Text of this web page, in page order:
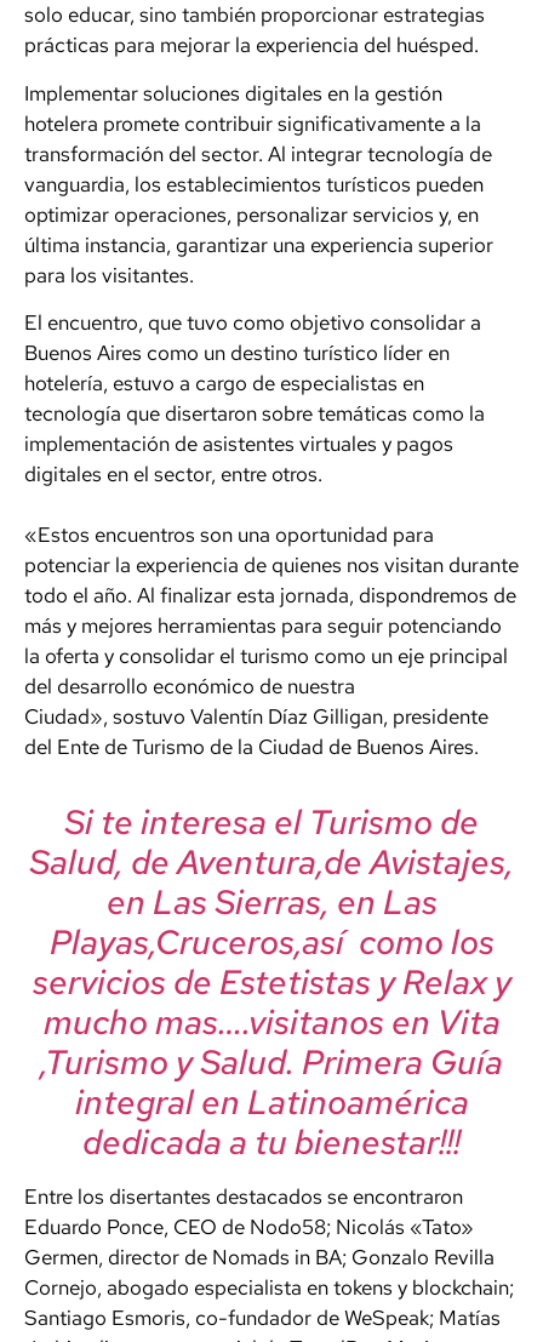
solo educar, sino también proporcionar estrategias
prácticas para mejorar la experiencia del huésped.
Implementar soluciones digitales en la gestión
hotelera promete contribuir significativamente a la
transformación del sector. Al integrar tecnología de
vanguardia, los establecimientos turísticos pueden
optimizar operaciones, personalizar servicios y, en
última instancia, garantizar una experiencia superior
para los visitantes.
El encuentro, que tuvo como objetivo consolidar a
Buenos Aires como un destino turístico líder en
hotelería, estuvo a cargo de especialistas en
tecnología que disertaron sobre temáticas como la
implementación de asistentes virtuales y pagos
digitales en el sector, entre otros.
«Estos encuentros son una oportunidad para
potenciar la experiencia de quienes nos visitan durante
todo el año. Al finalizar esta jornada, dispondremos de
más y mejores herramientas para seguir potenciando
la oferta y consolidar el turismo como un eje principal
del desarrollo económico de nuestra
Ciudad», sostuvo Valentín Díaz Gilligan, presidente
del Ente de Turismo de la Ciudad de Buenos Aires.
Si te interesa el Turismo de
Salud, de Aventura,de Avistajes,
en Las Sierras, en Las
Playas,Cruceros,así como los
servicios de Estetistas y Relax y
mucho mas….visitanos en Vita
,Turismo y Salud. Primera Guía
integral en Latinoamérica
dedicada a tu bienestar!!!
Entre los disertantes destacados se encontraron
Eduardo Ponce, CEO de Nodo58; Nicolás «Tato»
Germen, director de Nomads in BA; Gonzalo Revilla
Cornejo, abogado especialista en tokens y blockchain;
Santiago Esmoris, co-fundador de WeSpeak; Matías